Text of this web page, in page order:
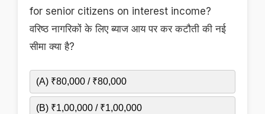
for senior citizens on interest income?
वरिष्ठ नागरिकों के लिए ब्याज आय पर कर कटौती की नई
सीमा क्या है?
(A) ₹80,000 / ₹80,000
(B) ₹1,00,000 / ₹1,00,000